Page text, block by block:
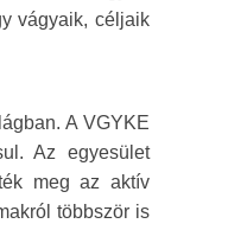
vágyaik, céljaik
A VGYKE
Az egyesület
meg az aktív
többször is